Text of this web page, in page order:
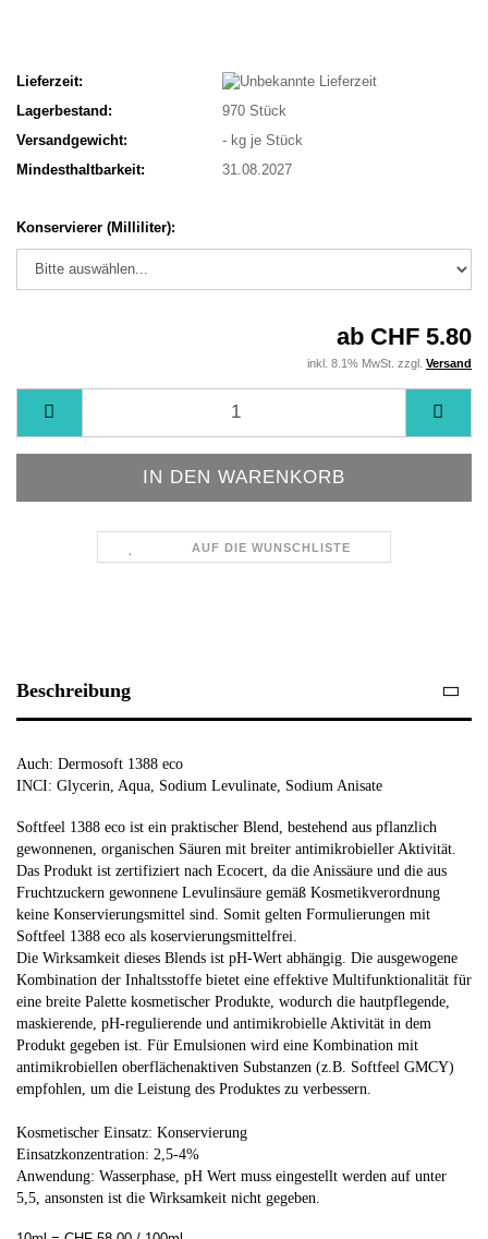
Lieferzeit:
Lagerbestand:
970Stück
Versandgewicht:
- kg je Stück
Mindesthaltbarkeit:
31.08.2027
Konservierer (Milliliter):
ab CHF 5.80
inkl. 8.1% MwSt. zzgl. Versand
AUF DIE WUNSCHLISTE
Beschreibung
Auch: Dermosoft 1388 eco
INCI: Glycerin, Aqua, Sodium Levulinate, Sodium Anisate
Softfeel 1388 eco ist ein praktischer Blend, bestehend aus pflanzlich
gewonnenen, organischen Säuren mit breiter antimikrobieller Aktivität.
Das Produkt ist zertifiziert nach Ecocert, da die Anissäure und die aus
Fruchtzuckern gewonnene Levulinsäure gemäß Kosmetikverordnung
keine Konservierungsmittel sind. Somit gelten Formulierungen mit
Softfeel 1388 eco als koservierungsmittelfrei.
Die Wirksamkeit dieses Blends ist pH-Wert abhängig. Die ausgewogene
Kombination der Inhaltsstoffe bietet eine effektive Multifunktionalität für
eine breite Palette kosmetischer Produkte, wodurch die hautpflegende,
maskierende, pH-regulierende und antimikrobielle Aktivität in dem
Produkt gegeben ist. Für Emulsionen wird eine Kombination mit
antimikrobiellen oberflächenaktiven Substanzen (z.B. Softfeel GMCY)
empfohlen, um die Leistung des Produktes zu verbessern.
Kosmetischer Einsatz: Konservierung
Einsatzkonzentration: 2,5-4%
Anwendung: Wasserphase, pH Wert muss eingestellt werden auf unter
5,5, ansonsten ist die Wirksamkeit nicht gegeben.